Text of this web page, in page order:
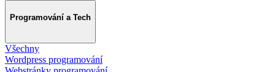
Programování a Tech
Všechny
Wordpress programování